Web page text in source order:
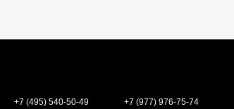
+7 (495) 540-50-49 +7 (977) 976-75-74